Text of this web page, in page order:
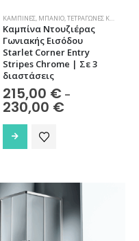
ΚΑΜΠΊΝΕΣ, ΜΠΆΝΙΟ,ΤΕΤΡΆΓΩΝΕΣ ΚΑΜΠΊΝΕΣ
Καμπίνα Nτουζιέρας
Γωνιακής Εισόδου
Starlet Corner Entry
Stripes Chrome | Σε 3
διαστάσεις
215,00 € –
230,00 €Price
Αυτό
το
πολλαπλές